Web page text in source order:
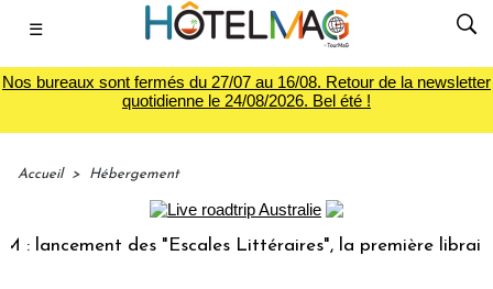
☰
Nos bureaux sont fermés du 27/07 au 16/08. Retour de la newsletter
quotidienne le 24/08/2026. Bel été !
Accueil > Hébergement
des "Escales Littéraires", la première librairie